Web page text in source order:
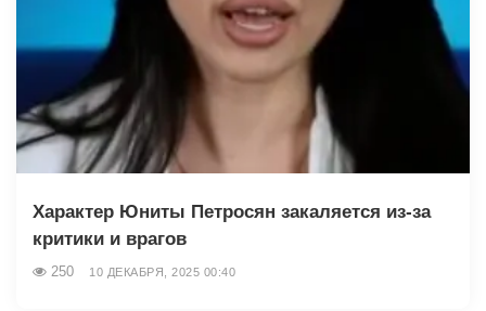
Характер Юниты Петросян закаляется из-за
критики и врагов
250 10 ДЕКАБРЯ, 2025 00:40